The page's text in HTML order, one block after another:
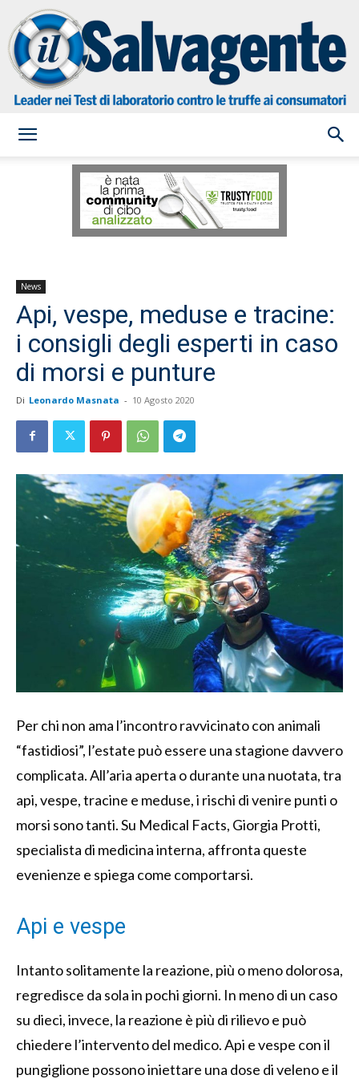
Salvagente
News
Api, vespe, meduse e tracine:
i consigli degli esperti in caso
di morsi e punture
Di Leonardo Masnata - 10 Agosto 2020
Per chi non ama l’incontro ravvicinato con animali
“fastidiosi”, l’estate può essere una stagione davvero
complicata. All’aria aperta o durante una nuotata, tra
api, vespe, tracine e meduse, i rischi di venire punti o
morsi sono tanti. Su Medical Facts, Giorgia Protti,
specialista di medicina interna, affronta queste
evenienze e spiega come comportarsi.
Api e vespe
Intanto solitamente la reazione, più o meno dolorosa,
regredisce da sola in pochi giorni. In meno di un caso
su dieci, invece, la reazione è più di rilievo e può
chiedere l’intervento del medico. Api e vespe con il
pungiglione possono iniettare una dose di veleno e il